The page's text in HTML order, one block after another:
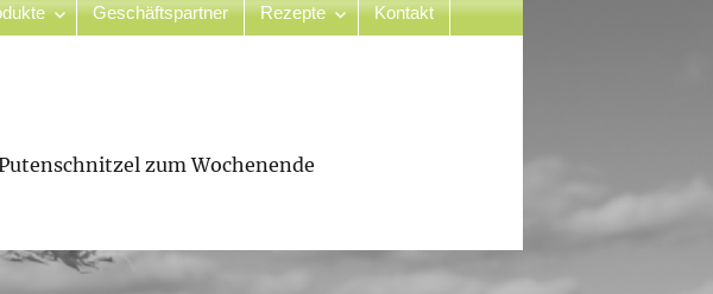
Geschäftspartner Rezepte Kontakt
zum Wochenende